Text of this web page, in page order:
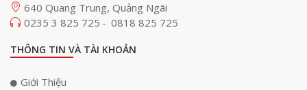
640 Quang Trung, Quảng Ngãi
0235 3 825 725 - 0818 825 725
THÔNG TIN VÀ TÀI KHOẢN
Giới Thiệu